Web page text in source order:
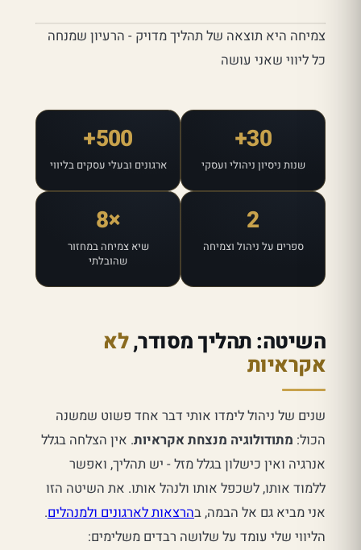
צמיחה היא תוצאה של תהליך מדויק - הרעיון שמנחה
כל ליווי שאני עושה
שנות ניסיון ניהולי ועסקי
500+
ארגונים ובעלי עסקים בליווי
ספרים על ניהול וצמיחה
שיא צמיחה במחזור
שהובלתי
השיטה: תהליך מסודר,לא
אקראיות
שנים של ניהול לימדו אותי דבר אחד פשוט שמשנה
מתודולוגיה מנצחת אקראיות. אין הצלחה בגלל
אנרגיה ואין כישלון בגלל מזל - יש תהליך, ואפשר
ללמוד אותו, לשכפל אותו ולנהל אותו. את השיטה הזו
אני מביא גם אל הבמה, בהרצאות לארגונים ולמנהלים.
הליווי שלי עומד על שלושה רבדים משלימים: